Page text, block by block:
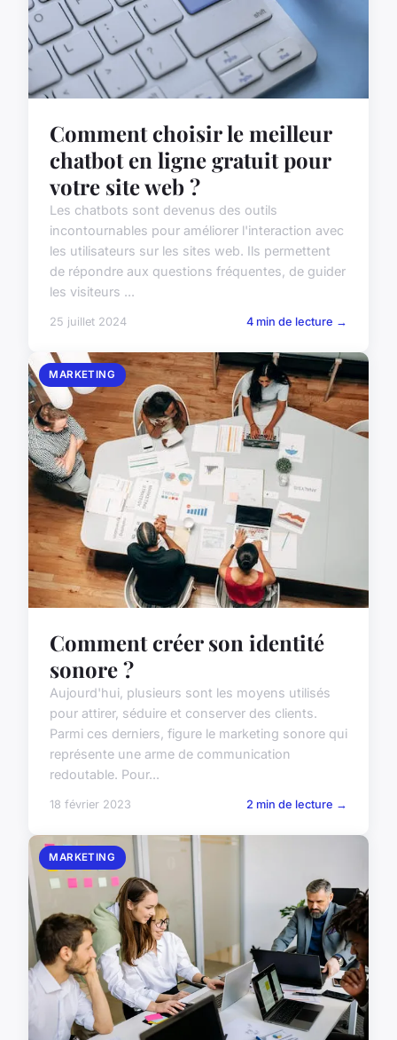
Comment choisir le meilleur
chatbot en ligne gratuit pour
votre site web ?
Les chatbots sont devenus des outils
incontournables pour améliorer l'interaction avec
les utilisateurs sur les sites web. Ils permettent
de répondre aux questions fréquentes, de guider
les visiteurs ...
25 juillet 2024 4 min de lecture →
MARKETING
Comment créer son identité
sonore ?
Aujourd'hui, plusieurs sont les moyens utilisés
pour attirer, séduire et conserver des clients.
Parmi ces derniers, figure le marketing sonore qui
représente une arme de communication
redoutable. Pour...
18 février 2023 2 min de lecture →
MARKETING